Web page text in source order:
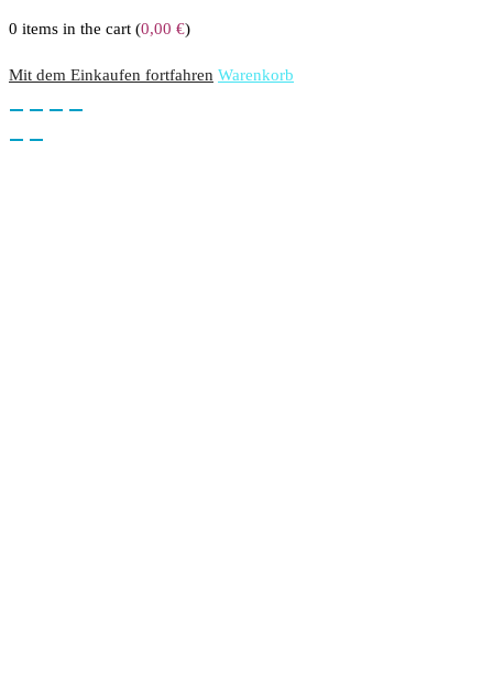
0 items in the cart (0,00 €)
Mit dem Einkaufen fortfahren Warenkorb